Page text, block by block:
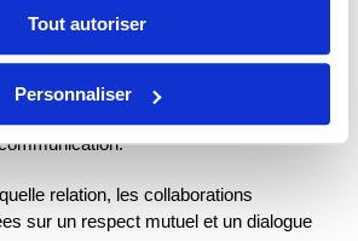
Tout autoriser
Personnaliser
du marketing d’influence en one-shot
et les marques entretiennent
relations sur le long terme avec les
relation, les collaborations
sur un respect mutuel et un dialogue